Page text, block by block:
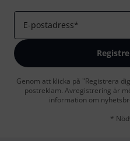
E-postadress*
Genom att klicka på "Registrera
postreklam. Avregistrering är
information om
*